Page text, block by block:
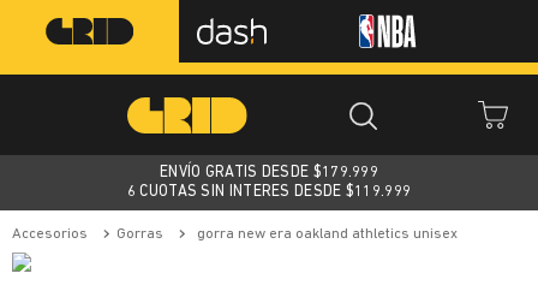
ENVÍO GRATIS DESDE $179.999
6 CUOTAS SIN INTERES DESDE $119.999
accesorios gorras gorra new era oakland athletics unisex